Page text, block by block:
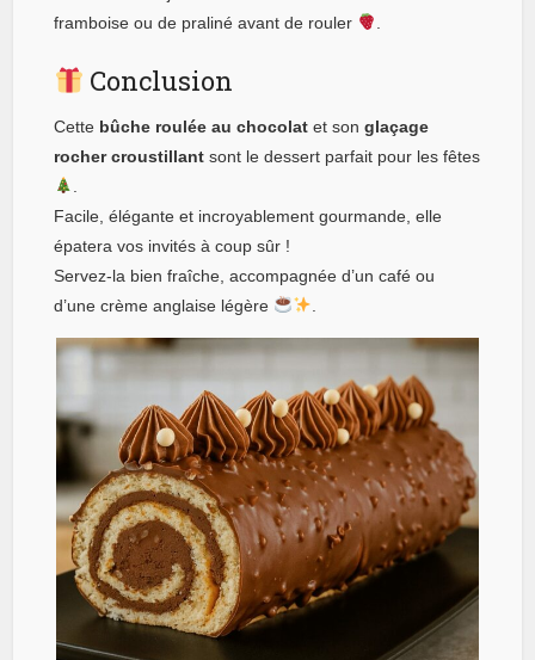
framboise ou de praliné avant de rouler
Conclusion
Cette bûche roulée au chocolat et songlaçage
rocher croustillant sont le dessert parfait pour les fêtes
Facile, élégante et incroyablement gourmande, elle
épatera vos invités à coup sûr !
Servez-la bien fraîche, accompagnée d’un café ou
d’une crème anglaise légère